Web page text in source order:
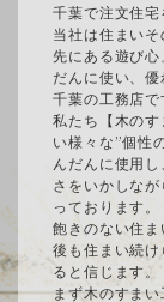
千葉で注文住宅
当社は住まい
先にある遊び
だんに使い、
千葉の工務店で
私たち【木の
い様々な”個性
んだんに使用
さをいかしな
っております。
飽きのない住
後も住まい続
ると信じます。
まず木のすま